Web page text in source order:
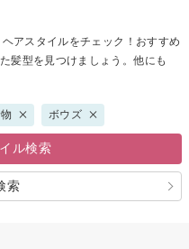
アスタイルをチェック！おすすめ
髪型を見つけましょう。他にも
ボウズ
ル検索
索